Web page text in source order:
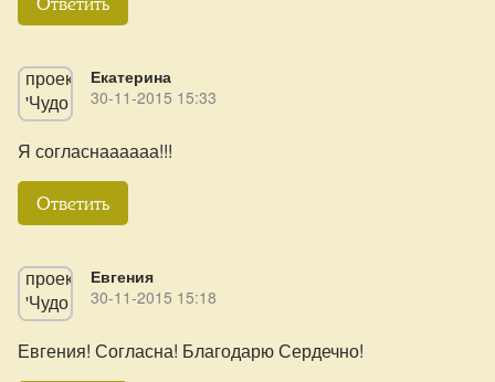
Екатерина
30-11-2015 15:33
Я согласнаааааа!!!
Ответить
Евгения
30-11-2015 15:18
Евгения! Согласна! Благодарю Сердечно!